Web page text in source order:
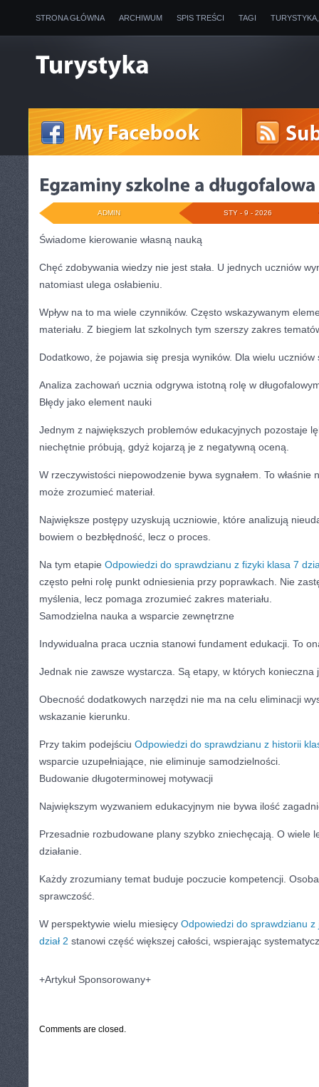
STRONA GŁÓWNA ARCHIWUM SPIS TREŚCI TAGI
STY - 9 - 2026
ADMIN
Świadome kierowanie własną nauką
Chęć zdobywania wiedzy nie jest stała. U jednych uczniów
natomiast ulega osłabieniu.
Wpływ na to ma wiele czynników. Często wskazywanym
materiału. Z biegiem lat szkolnych tym szerszy zakres
Dodatkowo, że pojawia się presja wyników. Dla wielu
Analiza zachowań ucznia odgrywa istotną rolę w
Błędy jako element nauki
Jednym z największych problemów edukacyjnych pozostaje
niechętnie próbują, gdyż kojarzą je z negatywną oceną.
W rzeczywistości niepowodzenie bywa sygnałem. To właśnie
może zrozumieć materiał.
Największe postępy uzyskują uczniowie, które analizują
bowiem o bezbłędność, lecz o proces.
Na tym etapie Odpowiedzi do sprawdzianu z fizyki klasa 7
często pełni rolę punkt odniesienia przy poprawkach. Nie
myślenia, lecz pomaga zrozumieć zakres materiału.
Samodzielna nauka a wsparcie zewnętrzne
Indywidualna praca ucznia stanowi fundament edukacji. To
Jednak nie zawsze wystarcza. Są etapy, w których konieczna
Obecność dodatkowych narzędzi nie ma na celu eliminacji
wskazanie kierunku.
Przy takim podejściu Odpowiedzi do sprawdzianu z historii
wsparcie uzupełniające, nie eliminuje samodzielności.
Budowanie długoterminowej motywacji
Największym wyzwaniem edukacyjnym nie bywa ilość
Przesadnie rozbudowane plany szybko zniechęcają. O wiele
działanie.
Każdy zrozumiany temat buduje poczucie kompetencji.
sprawczość.
W perspektywie wielu miesięcy Odpowiedzi do sprawdzianu
dział 2 stanowi część większej całości, wspierając
+Artykuł Sponsorowany+
Comments are closed.